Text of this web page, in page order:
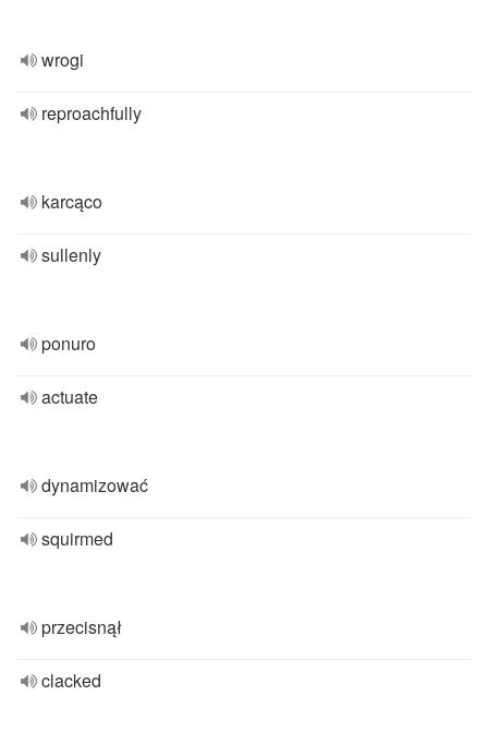
wrogi
reproachfully
karcąco
sullenly
ponuro
actuate
dynamizować
squirmed
przecisnął
clacked